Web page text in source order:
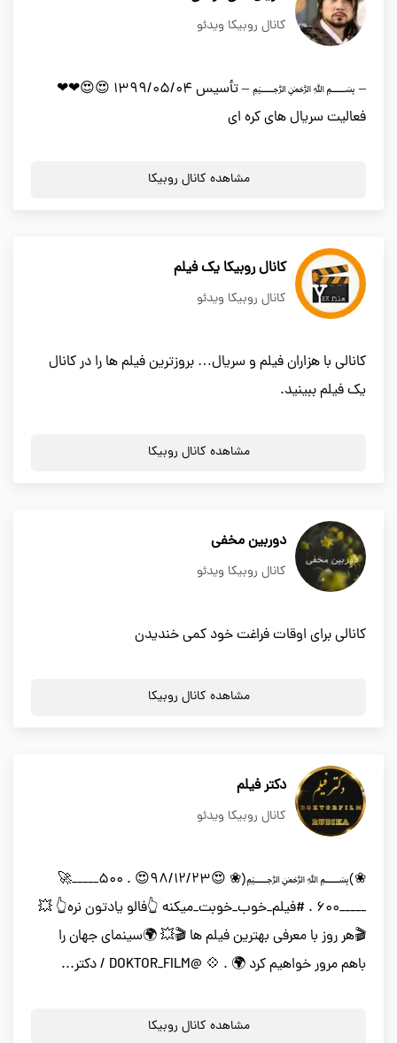
کانال روبیکا ویدئو
– ﷽ – تأسیس 1399/05/04 😍😍❤❤
فعالیت سریال های کره ای
مشاهده کانال روبیکا
کانال روبیکا یک فیلم
کانال روبیکا ویدئو
کانالی با هزاران فیلم و سریال… بروزترین فیلم ها را در کانال
یک فیلم ببینید.
مشاهده کانال روبیکا
دوربین مخفی
کانال روبیکا ویدئو
کانالی برای اوقات فراغت خود کمی خندیدن
مشاهده کانال روبیکا
دکتر فیلم
کانال روبیکا ویدئو
❀﴾﷽﴿❀ 😍98/12/23😍 . 500_____🚀
_____600 . #فیلم_خوب_خوبت_میکنه 👆فالو یادتون نره👆 💥
🎬هر روز با معرفی بهترین فیلم ها 🎬💥 🌍سینمای جهان را
باهم مرور خواهیم کرد 🌍 . 💠 @DOKTOR_FILM / دکتر...
مشاهده کانال روبیکا